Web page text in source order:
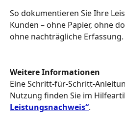
So dokumentieren Sie Ihre
Kunden – ohne Papier, ohne
ohne nachträgliche Erfassung.​
Weitere Informationen
Eine Schritt-für-Schritt-
Nutzung finden Sie im
Leistungsnachweis“.​